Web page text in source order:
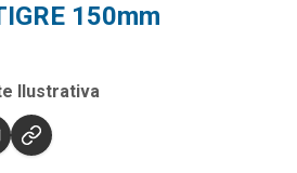
150mm
Ilustrativa